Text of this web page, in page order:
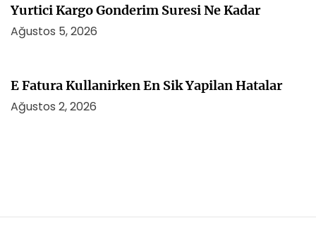
Yurtici Kargo Gonderim Suresi Ne Kadar
Ağustos 5, 2026
E Fatura Kullanirken En Sik Yapilan Hatalar
Ağustos 2, 2026